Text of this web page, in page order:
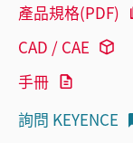
產品規格(PDF)
CAD / CAE
手冊
詢問 KEYENCE